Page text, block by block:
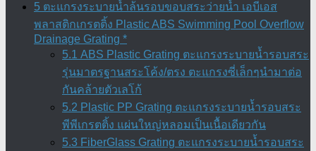
5 ตะแกรงระบายน้ำล้นรอบขอบสระว่ายน้ำ เอบีเอส
พลาสติกเกรตติ้ง Plastic ABS Swimming Pool Overflow
Drainage Grating *
5.1 ABS Plastic Grating ตะแกรงระบายน้ำรอบสระ
รุ่นมาตรฐานสระโค้ง/ตรง ตะแกรงซี่เล็กๆนำมาต่อ
กันคล้ายตัวเลโก้
5.2 Plastic PP Grating ตะแกรงระบายน้ำรอบสระ
พีพีเกรตติ้ง แผ่นใหญ่หลอมเป็นเนื้อเดียวกัน
5.3 FiberGlass Grating ตะแกรงระบายน้ำรอบสระ